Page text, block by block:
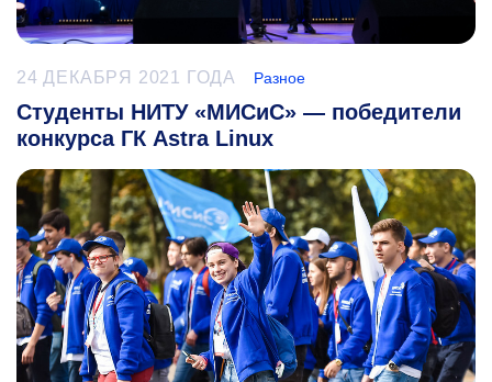
24 ДЕКАБРЯ 2021 ГОДА Разное
Студенты НИТУ «МИСиС» — победители
конкурса ГК Astra Linux